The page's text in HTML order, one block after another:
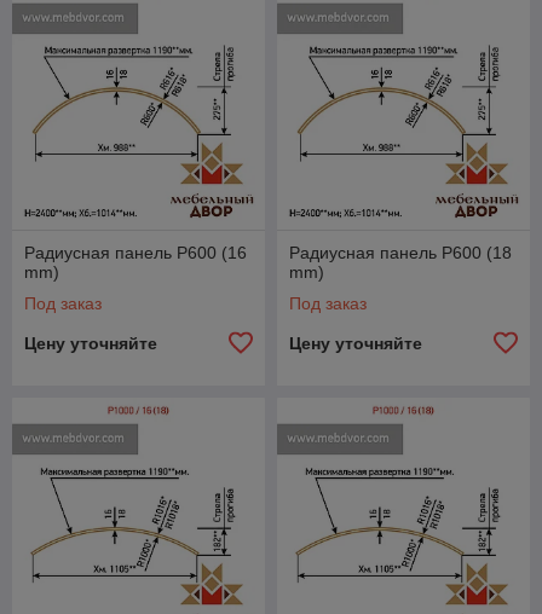
Радиусная панель P600 (16
mm)
Под заказ
Цену уточняйте
Радиусная панель P600 (18
mm)
Под заказ
Цену уточняйте